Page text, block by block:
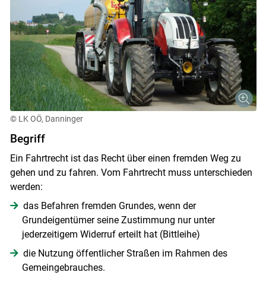
© LK OÖ, Danninger
Begriff
Ein Fahrtrecht ist das Recht über einen fremden Weg zu
gehen und zu fahren. Vom Fahrtrecht muss unterschieden
werden:
das Befahren fremden Grundes, wenn der
Grundeigentümer seine Zustimmung nur unter
jederzeitigem Widerruf erteilt hat (Bittleihe)
die Nutzung öffentlicher Straßen im Rahmen des
Gemeingebrauches.